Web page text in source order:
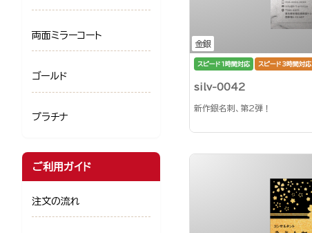
金銀
スピード1時間対応 スピード3時間対応
silv-0042
新作銀名刺、第2弾！
両面ミラーコート
ゴールド
プラチナ
ご利用ガイド
注文の流れ